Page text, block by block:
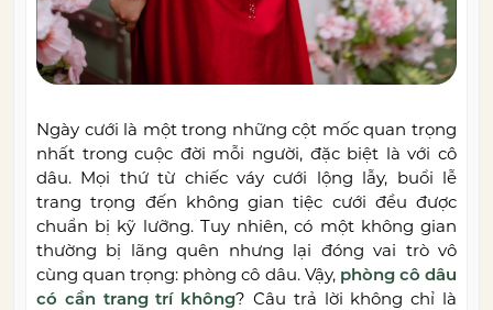
Ngày cưới là một trong những cột mốc quan trọng
nhất trong cuộc đời mỗi người, đặc biệt là với cô
dâu. Mọi thứ từ chiếc váy cưới lộng lẫy, buổi lễ
trang trọng đến không gian tiệc cưới đều được
chuẩn bị kỹ lưỡng. Tuy nhiên, có một không gian
thường bị lãng quên nhưng lại đóng vai trò vô
cùng quan trọng: phòng cô dâu. Vậy, phòng cô dâu
có cần trang trí không? Câu trả lời không chỉ là